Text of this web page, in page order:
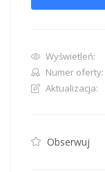
Wyświetleń:
Numer oferty:
Aktualizacja:
Obserwuj